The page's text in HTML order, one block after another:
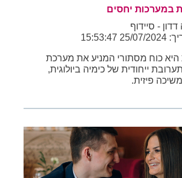
במערכות יחסים
- סיידוף
היא כוח מסתורי המניע את מערכת
ייחודית של כימיה ביולוגית,
פיזית.